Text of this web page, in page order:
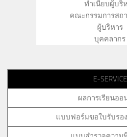
ทำเนียบผู้บริ
คณะกรรมการสถ
ผู้บริหาร
บุคคลากร
E-SERVICE
ผลการเรียนออ
แบบฟอร์มขอใบรับรอ